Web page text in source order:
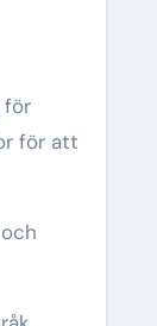
för
för att